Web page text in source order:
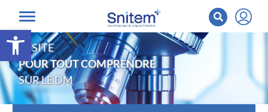
Ouvrir la barre d’outils
LE SITE
POUR TOUT COMPRENDRE
SUR LE DM